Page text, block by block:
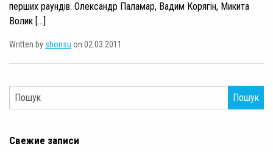
перших раундів. Олександр Паламар, Вадим Корягін, Микита
Волик […]
Written by shonsu on 02.03.2011
Пошук
Свежие записи